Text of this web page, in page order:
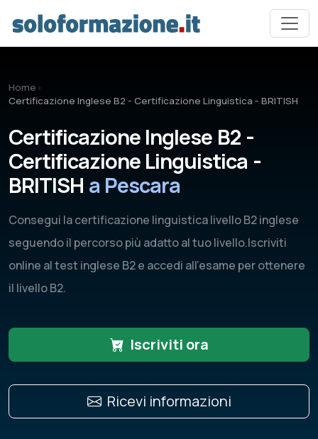
Home ›
Certificazione Inglese B2 - Certificazione Linguistica - BRITISH
Certificazione Inglese B2 -
Certificazione Linguistica -
BRITISH a Pescara
Consegui la certificazione linguistica livello B2 inglese
seguendo il percorso più adatto al tuo livello.Iscriviti
online al test inglese B2 e accedi all'esame per ottenere
il livello B2.
Iscriviti ora
Ricevi informazioni